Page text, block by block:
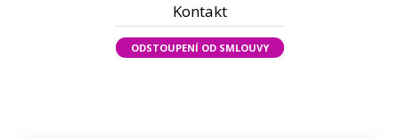
Kontakt
ODSTOUPENÍ OD SMLOUVY